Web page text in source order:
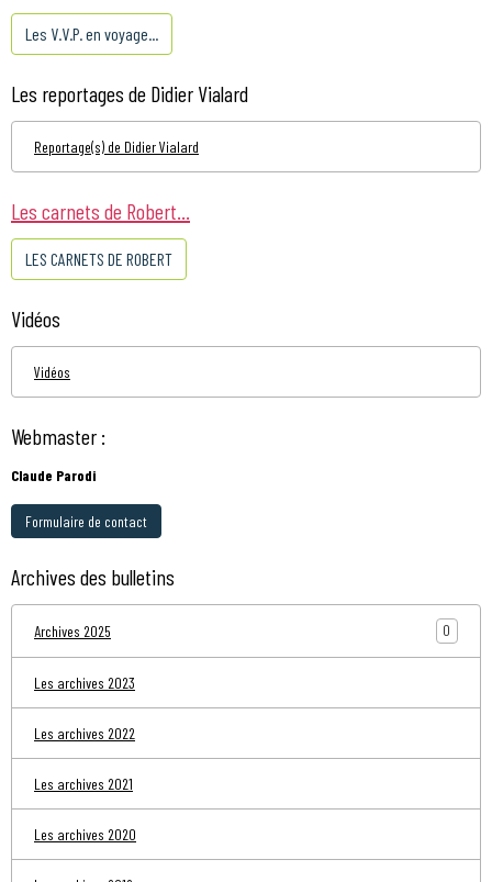
Les V.V.P. en voyage...
Les reportages de Didier Vialard
Reportage(s) de Didier Vialard
Les carnets de Robert...
LES CARNETS DE ROBERT
Vidéos
Vidéos
Webmaster :
Claude Parodi
Formulaire de contact
Archives des bulletins
Archives 2025 0
Les archives 2023
Les archives 2022
Les archives 2021
Les archives 2020